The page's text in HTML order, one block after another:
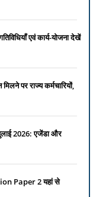
एवं कार्य-योजना देखें
पर राज्य कर्मचारियों,
2026: एजेंडा और
Paper 2 यहां से